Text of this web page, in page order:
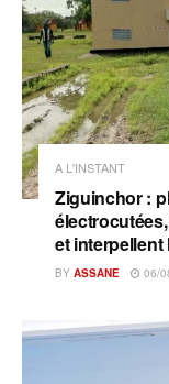
A L'INSTANT
Ziguinchor :
et interpellent
BY ASSANE 06/